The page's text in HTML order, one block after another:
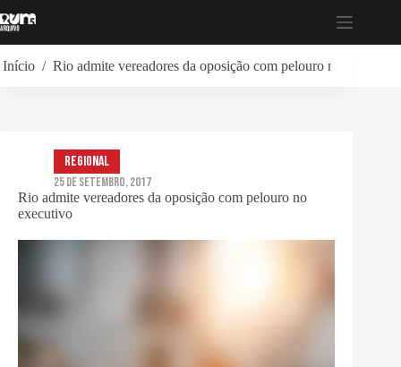
para
Início / Rio admite vereadores da oposição com pelouro no executivo
Rio admite vereadores da oposição com pelouro no
executivo
Regional
25 de Setembro, 2017